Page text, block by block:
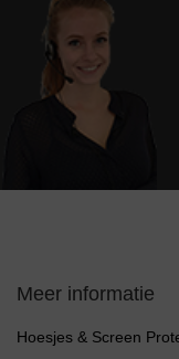
Meer informatie
Hoesjes & Screen